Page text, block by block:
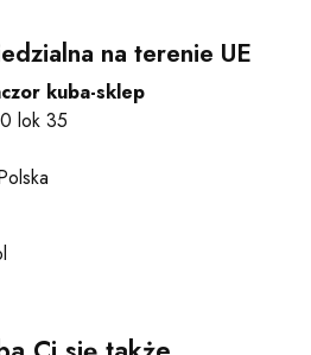
na terenie UE
kuba-sklep
lok 35